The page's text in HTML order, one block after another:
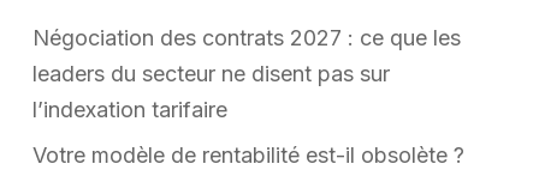
Négociation des contrats 2027 : ce que les
leaders du secteur ne disent pas sur
l’indexation tarifaire
Votre modèle de rentabilité est-il obsolète ?